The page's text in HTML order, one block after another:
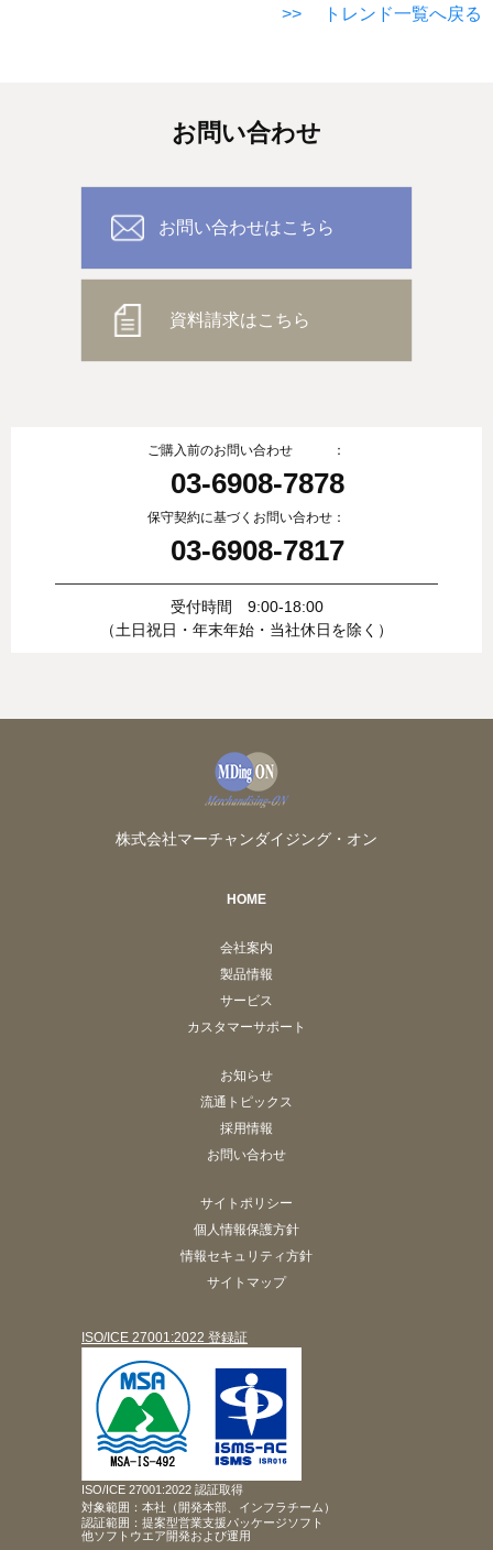
>> トレンド一覧へ戻る
お問い合わせ
お問い合わせはこちら
資料請求はこちら
ご購入前のお問い合わせ ：
03-6908-7878
保守契約に基づくお問い合わせ：
03-6908-7817
受付時間 9:00-18:00
（土日祝日・年末年始・当社休日を除く）
株式会社マーチャンダイジング・オン
HOME
会社案内
製品情報
サービス
カスタマーサポート
お知らせ
流通トピックス
採用情報
お問い合わせ
サイトポリシー
個人情報保護方針
情報セキュリティ方針
サイトマップ
ISO/ICE 27001:2022 登録証
ISO/ICE 27001:2022 認証取得
対象範囲：本社（開発本部、インフラチーム）
認証範囲：提案型営業支援パッケージソフト
他ソフトウエア開発および運用